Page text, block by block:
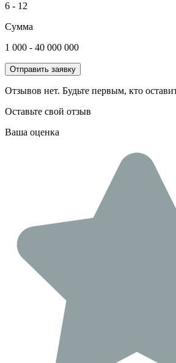
6 - 12
Сумма
1 000 - 40 000 000
Отправить заявку
Отзывов нет. Будьте первым, кто
Оставьте свой отзыв
Ваша оценка